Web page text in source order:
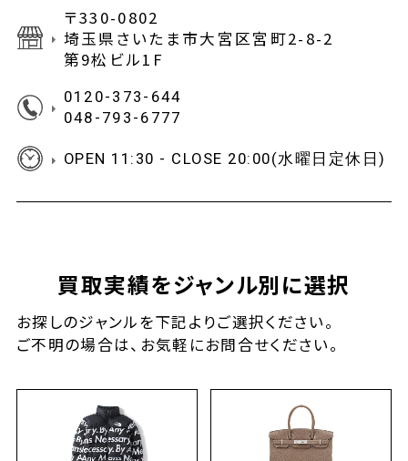
〒330-0802
埼玉県さいたま市大宮区宮町2-8-2
第9松ビル1F
0120-373-644
048-793-6777
OPEN 11:30 - CLOSE 20:00(水曜日定休日)
買取実績をジャンル別に選択
お探しのジャンルを下記よりご選択ください。
ご不明の場合は、お気軽にお問合せください。